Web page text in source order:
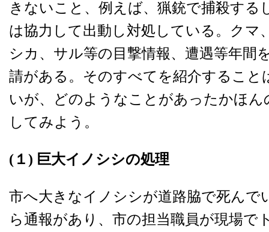
きないこと、例えば、猟銃で捕殺する
は協力して出動し対処している。クマ
シカ、サル等の目撃情報、遭遇等年間
請がある。そのすべてを紹介すること
いが、どのようなことがあったかほん
してみよう。
( １) 巨大イノシシの処理
市へ大きなイノシシが道路脇で死んで
ら通報があり、市の担当職員が現場で